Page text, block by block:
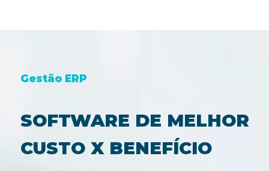
Gestão ERP
SOFTWARE DE MELHOR
CUSTO X BENEFÍCIO